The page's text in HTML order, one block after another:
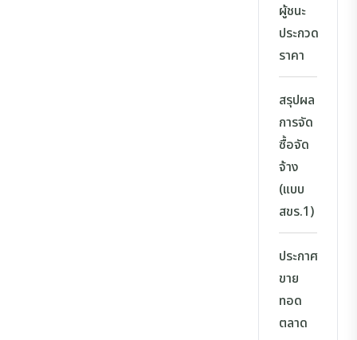
ผู้ชนะ
ประกวด
ราคา
สรุปผล
การจัด
ซื้อจัด
จ้าง
(แบบ
สขร.1)
ประกาศ
ขาย
ทอด
ตลาด